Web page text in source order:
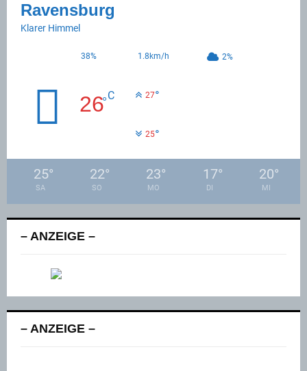
Ravensburg
Klarer Himmel
38% 1.8km/h 2%
26°C 27°
25°
25°
SA
22°
SO
23°
MO
17°
DI
20°
MI
– ANZEIGE –
– ANZEIGE –